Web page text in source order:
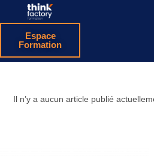
Espace
Formation
Il n’y a aucun article publié